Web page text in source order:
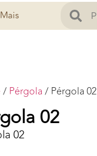
Mais
/ Pérgola / Pérgola 02
02
02